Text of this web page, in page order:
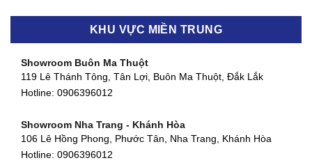
Showroom Biên Hòa - Đồng Nai
Showroom Thuận An - Bình Dương
Showroom Quận 11 - TP. HCM
KHU VỰC MIỀN TRUNG
Showroom Buôn Ma Thuột
119 Lê Thánh Tông, Tân Lợi, Buôn Ma Thuột, Đắk Lắk
Hotline: 0906396012
Showroom Nha Trang - Khánh Hòa
106 Lê Hồng Phong, Phước Tân, Nha Trang, Khánh Hòa
Hotline: 0906396012